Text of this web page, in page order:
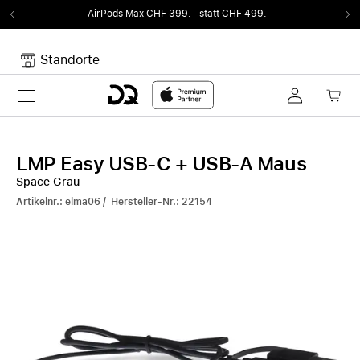
AirPods Max CHF 399.– statt CHF 499.–
Standorte
Toggle navigation
LMP Easy USB-C + USB-A Maus
Space Grau
Artikelnr.: elma06 / Hersteller-Nr.: 22154